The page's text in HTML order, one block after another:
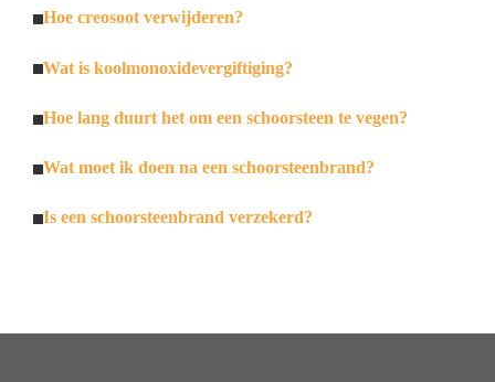
Hoe creosoot verwijderen?
Wat is koolmonoxidevergiftiging?
Hoe lang duurt het om een schoorsteen te vegen?
Wat moet ik doen na een schoorsteenbrand?
Is een schoorsteenbrand verzekerd?